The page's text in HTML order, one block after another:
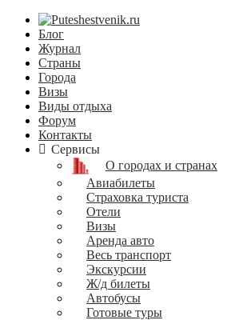
Блог
Журнал
Страны
Города
Визы
Виды отдыха
Форум
Контакты
Сервисы
О городах и странах
Авиабилеты
Страховка туриста
Отели
Визы
Аренда авто
Весь транспорт
Экскурсии
Ж/д билеты
Автобусы
Готовые туры